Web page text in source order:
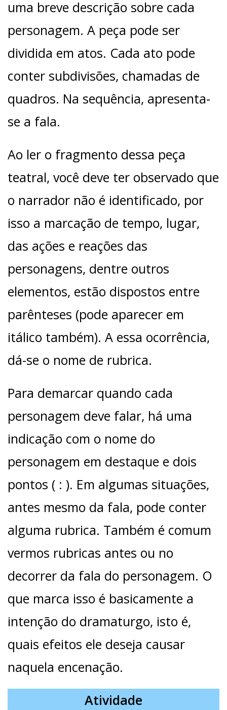
uma breve descrição sobre cada
personagem. A peça pode ser
dividida em atos. Cada ato pode
conter subdivisões, chamadas de
quadros. Na sequência, apresenta-
se a fala.
Ao ler o fragmento dessa peça
teatral, você deve ter observado que
o narrador não é identificado, por
isso a marcação de tempo, lugar,
das ações e reações das
personagens, dentre outros
elementos, estão dispostos entre
parênteses (pode aparecer em
itálico também). A essa ocorrência,
dá-se o nome de rubrica.
Para demarcar quando cada
personagem deve falar, há uma
indicação com o nome do
personagem em destaque e dois
pontos ( : ). Em algumas situações,
antes mesmo da fala, pode conter
alguma rubrica. Também é comum
vermos rubricas antes ou no
decorrer da fala do personagem. O
que marca isso é basicamente a
intenção do dramaturgo, isto é,
quais efeitos ele deseja causar
naquela encenação.
Atividade